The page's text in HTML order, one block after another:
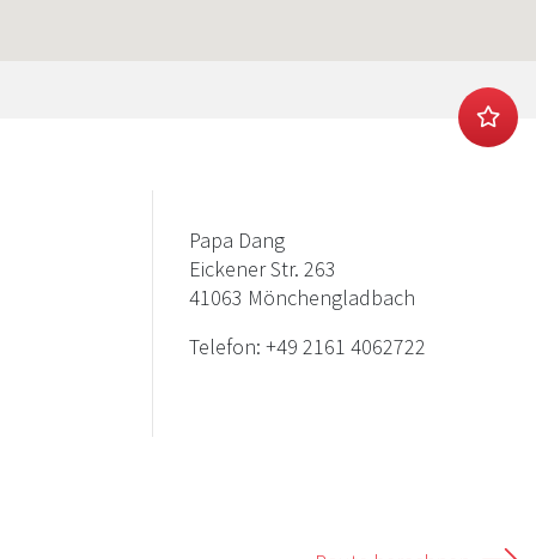
Papa Dang
Eickener Str. 263
41063 Mönchengladbach
Telefon: +49 2161 4062722